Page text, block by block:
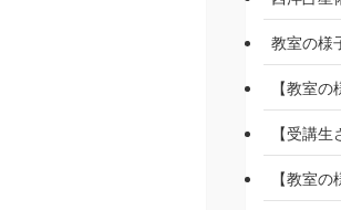
教室の様
【教室
【受講
【教室